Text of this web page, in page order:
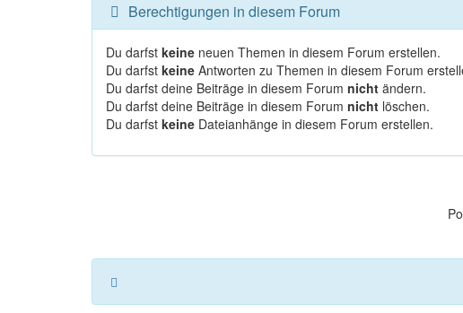
Berechtigungen in diesem Forum
Du darfst keine neuen Themen in diesem Forum erstellen.
Du darfst keine Antworten zu Themen in diesem Forum
Du darfst deine Beiträge in diesem Forum nicht ändern.
Du darfst deine Beiträge in diesem Forum nicht löschen.
Du darfst keine Dateianhänge in diesem Forum erstellen.